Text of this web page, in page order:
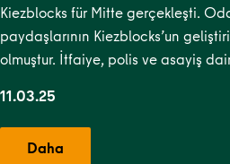
Kiezblocks für Mitte gerçekleşti.
paydaşlarının Kiezblocks’un
olmuştur. İtfaiye, polis ve asayiş
11.03.25
Daha